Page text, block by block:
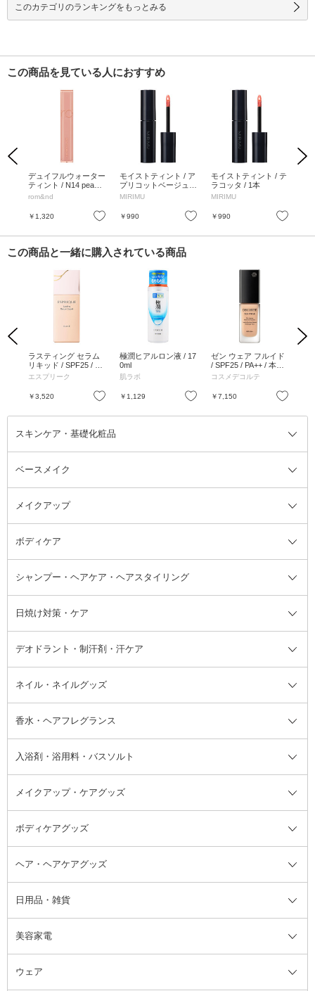
このカテゴリのランキングをもっとみる
この商品を見ている人におすすめ
Previous
お気に入り
デュイフルウォーター
ティント / N14 peach
mocha / 35g
rom&nd
￥1,320 お気に入り
モイストティント / ア
プリコットベージュ /
1本
MIRIMU
￥990 お気に入り
モイストティント / テ
ラコッタ / 1本
MIRIMU
￥990
Next
この商品と一緒に購入されている商品
Previous
お気に入り
ラスティング セラム
リキッド / SPF25 / PA
++ / BO-310 ベージュ
料
エスプリーク
￥3,520 お気に入り
極潤ヒアルロン液 / 17
0ml
肌ラボ
￥1,129 お気に入り
ゼン ウェア フルイド
/ SPF25 / PA++ / 本体 /
N34 / 30ml
コスメデコルテ
￥7,150
Next
スキンケア・基礎化粧品
スキンケア・基礎化粧品全て
洗顔料
美容液
オールインワン化粧品 フェイスクリーム
フェイスオイル・バーム
ブースター・導入液
洗い流すパック・マスク
リップクリーム・リップケア
顔用マッサージ料
ベースメイク
ベースメイク全て
BBクリーム
コンシーラー ファンデーション
フェイスパウダー
メイクアップ
メイクアップ全て
まつげ美容液 つけまつげ
アイシャドウ
アイブロウ・眉マスカラ
チーク
ハイライト・シェーディング
ボディケア
ボディケア全て
ボディソープ・ハンドソープ・石
けん
ボディケア
レッグ・フットケア
バストケア
ネイルケア
脱毛・除毛ケア
シャンプー・ヘアケア・ヘアスタイリング
シャンプー・ヘアケア・ヘアスタ
イリング全て
洗い流さないトリートメント
ヘアスタイリング剤
頭皮ケア・育毛剤
その他シャンプー・ヘアケア・ヘ
アスタイリング
日焼け対策・ケア
日焼け対策・ケア全て
サンオイル・タンニング
その他日焼け対策・UVケア
デオドラント・制汗剤・汗ケア
デオドラント・制汗剤・汗ケア全
て
フット用デオドラント・制汗剤・
汗ケア
ネイル・ネイルグッズ
ネイル・ネイルグッズ全て
ジェルネイル
リムーバー・除光液
香水・ヘアフレグランス
香水・ヘアフレグランス全て
フレグランスミスト
その他香水・ヘアフレグランス
入浴剤・浴用料・バスソルト
入浴剤・浴用料・バスソルト全て
バスソルト
メイクアップ・ケアグッズ
メイクアップ・ケアグッズ全て
コットン・綿棒
洗顔グッズ
ブラシ・チップ
ツィザー・毛抜き
ボディケアグッズ
ボディケアグッズ全て
マッサージ・ボディケアグッズ
かかと・角質ケアグッズ
絆創膏
ヘア・ヘアケアグッズ
ヘア・ヘアケアグッズ全て
ヘアゴム
ヘアバンド
日用品・雑貨
日用品・雑貨全て
柔軟剤
美容家電
美容家電全て
ウェア